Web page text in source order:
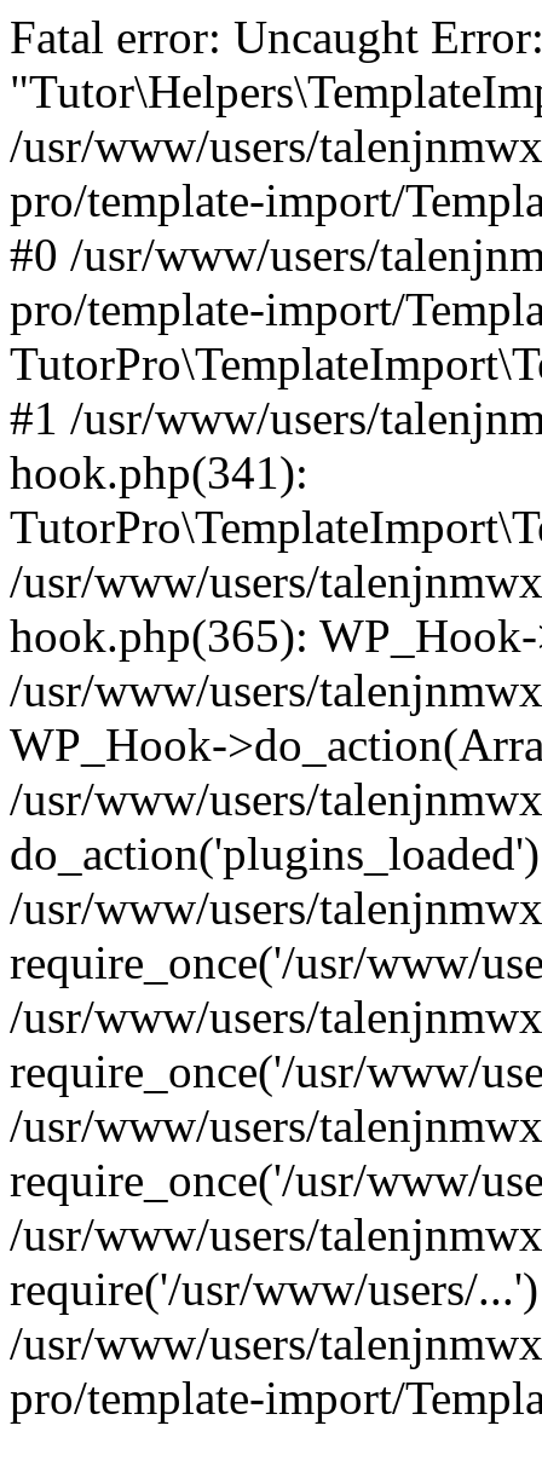
Fatal error: Uncaught
/usr/www/users/
pro/template-import/
#0 /usr/www/users/
pro/template-import/
#1 /usr/www/users/
hook.php(341):
/usr/www/users/
hook.php(365):
/usr/www/users/
WP_Hook-
/usr/www/users/
/usr/www/users/
require_once('/usr/www/
/usr/www/users/
require_once('/usr/www/
/usr/www/users/
require_once('/usr/www/
/usr/www/users/
require('/usr/www/users/
/usr/www/users/
pro/template-import/